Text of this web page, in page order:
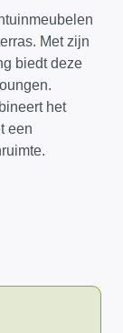
Met zijn
biedt deze
het
een